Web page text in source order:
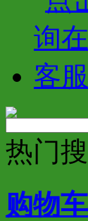
热门
购物车